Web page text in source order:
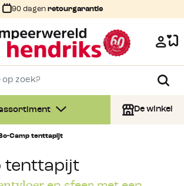
90 dagen retourgarantie
De winkel
Bo-Camp tenttapijt
tenttapijt